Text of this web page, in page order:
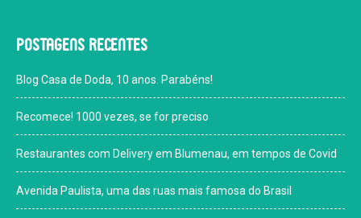
Postagens recentes
Blog Casa de Doda, 10 anos. Parabéns!
Recomece! 1000 vezes, se for preciso
Restaurantes com Delivery em Blumenau, em tempos de Covid
Avenida Paulista, uma das ruas mais famosa do Brasil